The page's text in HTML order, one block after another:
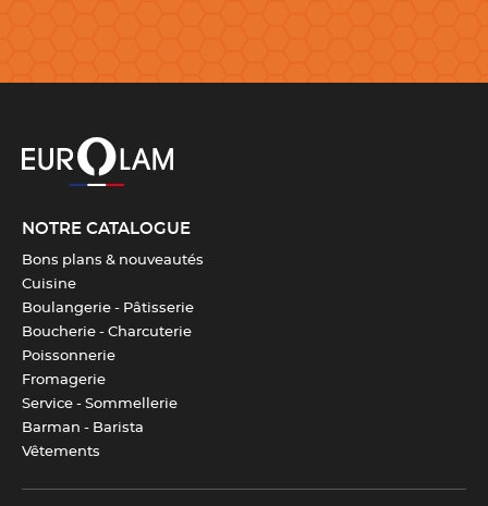
NOTRE CATALOGUE
Bons plans & nouveautés
Cuisine
Boulangerie - Pâtisserie
Boucherie - Charcuterie
Poissonnerie
Fromagerie
Service - Sommellerie
Barman - Barista
Vêtements